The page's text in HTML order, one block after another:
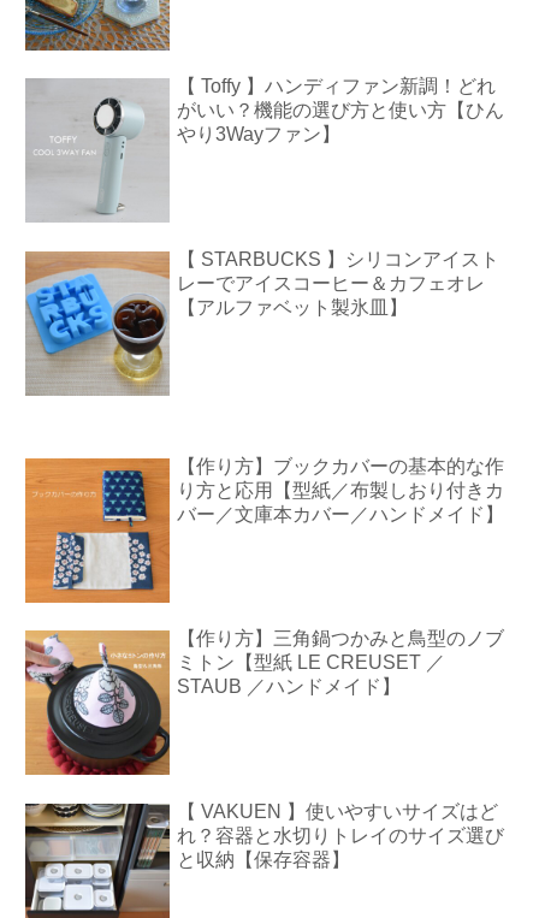
【 Toffy 】ハンディファン新調！どれ
がいい？機能の選び方と使い方【ひん
やり3Wayファン】
【 STARBUCKS 】シリコンアイスト
レーでアイスコーヒー＆カフェオレ
【アルファベット製氷皿】
【作り方】ブックカバーの基本的な作
り方と応用【型紙／布製しおり付きカ
バー／文庫本カバー／ハンドメイド】
【作り方】三角鍋つかみと鳥型のノブ
ミトン【型紙 LE CREUSET ／
STAUB ／ハンドメイド】
【 VAKUEN 】使いやすいサイズはど
れ？容器と水切りトレイのサイズ選び
と収納【保存容器】